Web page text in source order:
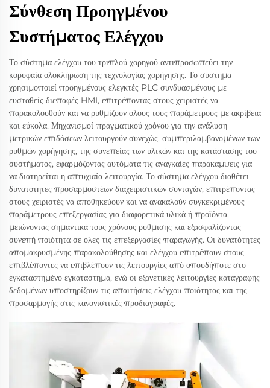
Σύνθεση Προηγμένου
Συστήματος Ελέγχου
Το σύστημα ελέγχου του τριπλού χορηγού αντιπροσωπεύει την
κορυφαία ολοκλήρωση της τεχνολογίας χορήγησης. Το σύστημα
χρησιμοποιεί προηγμένους ελεγκτές PLC συνδυασμένους με
ευσταθείς διεπαφές HMI, επιτρέποντας στους χειριστές να
παρακολουθούν και να ρυθμίζουν όλους τους παράμετρους με ακρίβεια
και εύκολα. Μηχανισμοί πραγματικού χρόνου για την ανάλυση
μετρικών επιδόσεων λειτουργούν συνεχώς, συμπεριλαμβανομένων των
ρυθμών χορήγησης, της συνεπείας των υλικών και της κατάστασης του
συστήματος, εφαρμόζοντας αυτόματα τις αναγκαίες παρακαμψεις για
να διατηρείται η απτυχιαία λειτουργία. Το σύστημα ελέγχου διαθέτει
δυνατότητες προσαρμοστέων διαχειριστικών συνταγών, επιτρέποντας
στους χειριστές να αποθηκεύουν και να ανακαλούν συγκεκριμένους
παράμετρους επεξεργασίας για διαφορετικά υλικά ή προϊόντα,
μειώνοντας σημαντικά τους χρόνους ρύθμισης και εξασφαλίζοντας
συνεπή ποιότητα σε όλες τις επεξεργασίες παραγωγής. Οι δυνατότητες
απομακρυσμένης παρακολούθησης και ελέγχου επιτρέπουν στους
επιβλέποντες να επιβλέπουν τις λειτουργίες από οπουδήποτε στο
εγκαταστημένο εγκαταστημα, ενώ οι εξανετικές λειτουργίες καταγραφής
δεδομένων υποστηρίζουν τις απαιτήσεις ελέγχου ποιότητας και της
προσαρμογής στις κανονιστικές προδιαγραφές.